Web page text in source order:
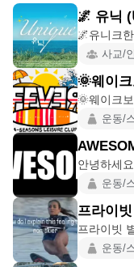
🌌 유닉
🌌유니크
𝓰𝓪𝓽𝓱𝓮사교/
🌞웨이
🌞웨이크
우보드❄️
운동/
안녕하세
다. 시즌마
운동/
프라이
프라이빗
겨울 스키,
운동/